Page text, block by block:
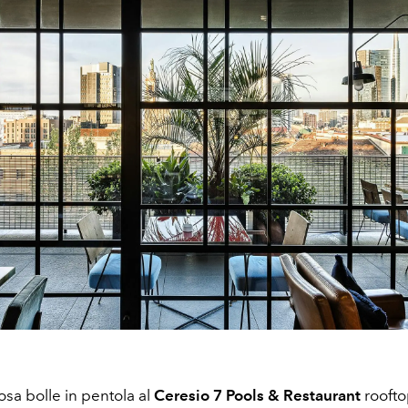
bolle in pentola al Ceresio 7 Pools & Restaurant